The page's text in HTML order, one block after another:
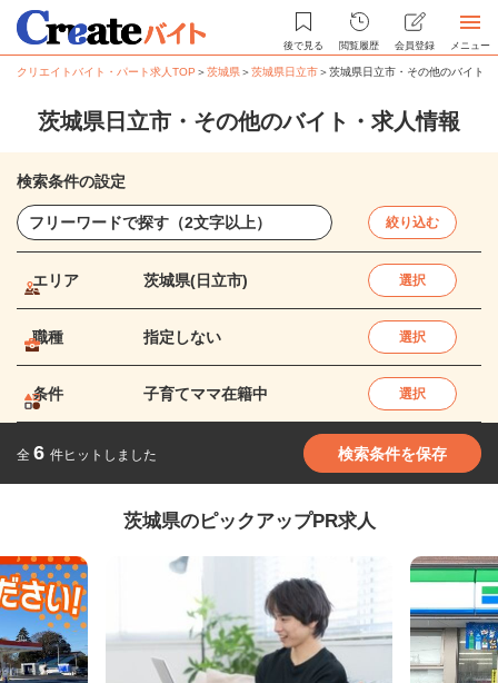
後で見る 閲覧履歴 会員登録 メニュー
クリエイトバイト・パート求人TOP ＞茨城県＞茨城県日立市＞茨城県日立市・その他のバイト
茨城県日立市・その他のバイト・求人情報
検索条件の設定
絞り込む
エリア 茨城県(日立市) 選択
職種 指定しない 選択
条件 子育てママ在籍中 選択
全 6 件ヒットしました 検索条件を保存
茨城県のピックアップPR求人